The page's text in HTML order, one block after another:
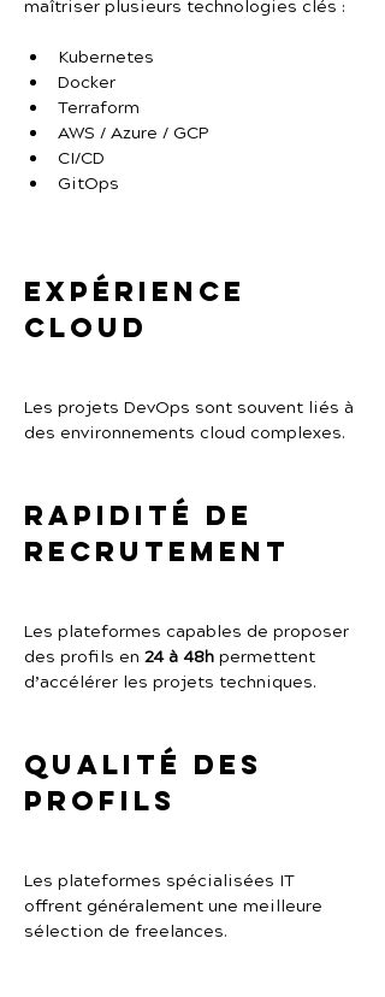
maîtriser plusieurs technologies clés :
Kubernetes
Docker
Terraform
AWS / Azure / GCP
CI/CD
GitOps
Expérience
cloud
Les projets DevOps sont souvent liés à
des environnements cloud complexes.
Rapidité de
recrutement
Les plateformes capables de proposer
des profils en 24 à 48h permettent
d’accélérer les projets techniques.
Qualité des
profils
Les plateformes spécialisées IT
offrent généralement une meilleure
sélection de freelances.